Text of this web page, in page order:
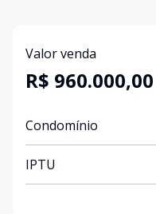
Valor venda
R$ 960.000,00
Condomínio
IPTU